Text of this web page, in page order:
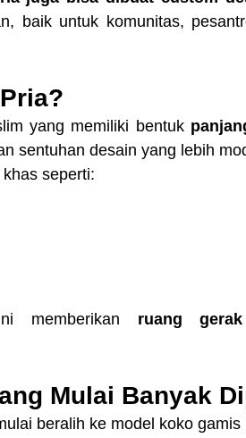
baik untuk komunitas,
yang memiliki bentuk
sentuhan desain yang lebih
seperti:
memberikan ruang
Mulai Banyak
beralih ke model koko gamis